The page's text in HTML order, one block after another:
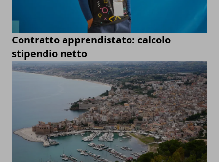
Contratto apprendistato: calcolo
stipendio netto